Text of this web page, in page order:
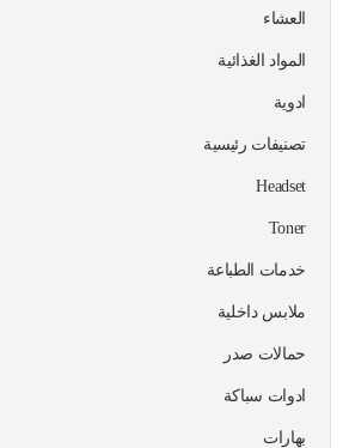
العشاء
المواد الغذائية
ادوية
تصنيفات رئيسية
Headset
Toner
خدمات الطباعة
ملابس داخلية
حمالات صدر
ادوات سباكة
بهارات